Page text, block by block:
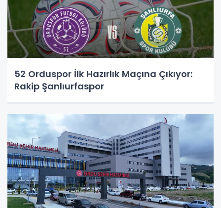
52 Orduspor İlk Hazırlık Maçına Çıkıyor:
Rakip Şanlıurfaspor